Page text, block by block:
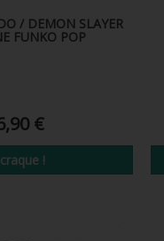
/ DEMON SLAYER
FUNKO POP
€
craque !